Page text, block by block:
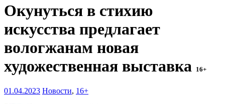
Окунуться в стихию
искусства предлагает
вологжанам новая
художественная выставка 16+
01.04.2023 Новости, 16+